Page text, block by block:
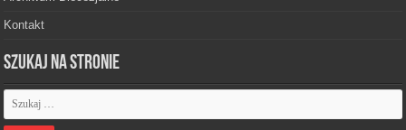
Kontakt
Szukaj na stronie